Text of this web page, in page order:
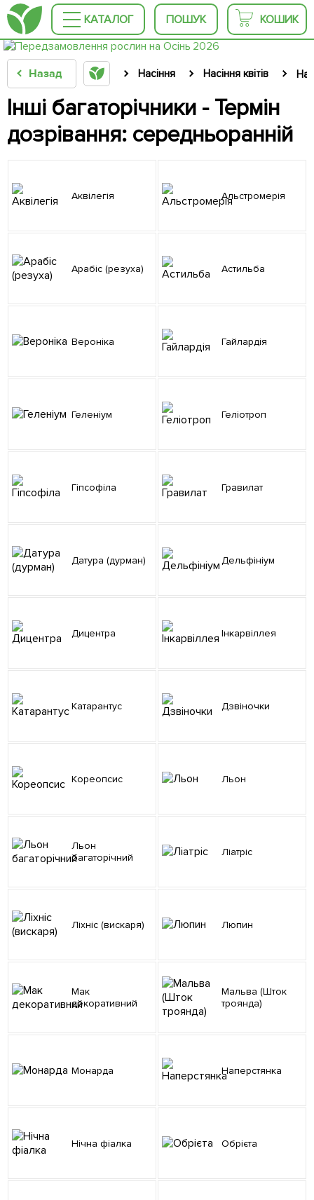
КАТАЛОГ ПОШУК КОШИК
Назад Насіння Насіння квітів
Інші багаторічники - Термін
дозрівання: середньоранній
Аквілегія Альстромерія
Арабіс (резуха) Астильба
Вероніка Гайлардія
Геленіум Геліотроп
Гіпсофіла Гравилат
Датура (дурман) Дельфініум
Дицентра Інкарвіллея
Катарантус Дзвіночки
Кореопсис Льон
Льон
багаторічний
Ліатріс
Ліхніс (вискаря) Люпин
Мак
декоративний
Мальва (Шток
троянда)
Монарда Наперстянка
Нічна фіалка Обрієта